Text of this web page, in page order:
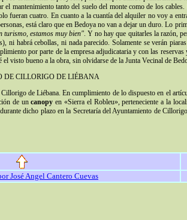
mantenimiento tanto del suelo del monte como de los
fueran cuatro. En cuanto a la cuantía del alquiler no voy a
está claro que en Bedoya no van a dejar un duro. Lo
turismo, estamos muy bien". Y no hay que quitarles la razón,
habrá cebollas, ni nada parecido. Solamente se verán
por parte de la empresa adjudicataria y con las
visto bueno a la obra, sin olvidarse de la Junta Vecinal de
DE CILLORIGO DE LIÉBANA
de Liébana. En cumplimiento de lo dispuesto en el
de uncanopyen «Sierra el Robleu», perteneciente a la
dicho plazo en la Secretaría del Ayuntamiento de
José Angel Cantero Cuevas